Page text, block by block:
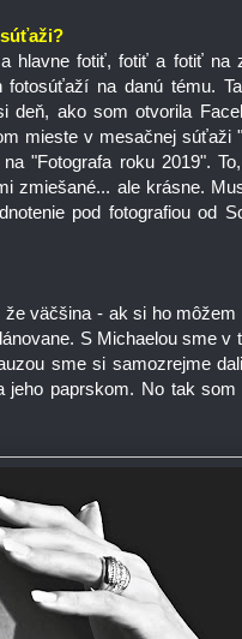
hlavne fotiť, fotiť a fotiť na
fotosúťaží na danú tému.
deň, ako som otvorila
mieste v mesačnej súťaži
"Fotografa roku 2019".
zmiešané... ale krásne.
pod fotografiou od
väčšina - ak si ho môžem
S Michaelou sme v
sme si samozrejme
paprskom. No tak som